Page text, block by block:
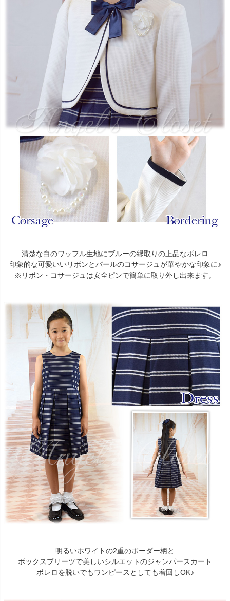
清楚な白のワッフル生地にブルーの縁取りの上品なボレロ
印象的な可愛いいリボンとパールのコサージュが華やかな印象に♪
※リボン・コサージュは安全ピンで簡単に取り外し出来ます。
明るいホワイトの2重のボーダー柄と
ボックスプリーツで美しいシルエットのジャンパースカート
ボレロを脱いでもワンピースとしても着回しOK♪